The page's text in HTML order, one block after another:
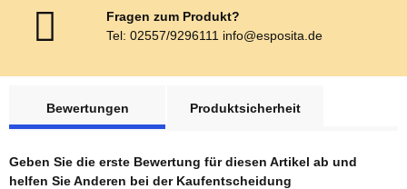
Fragen zum Produkt?
Tel: 02557/9296111 info@esposita.de
Bewertungen
Produktsicherheit
Geben Sie die erste Bewertung für diesen Artikel ab und
helfen Sie Anderen bei der Kaufentscheidung